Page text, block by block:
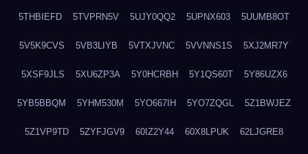
5THBIEFD 5TVPRN5V 5UJY0QQ2 5UPNX603 5UUMB8OT
5V5K9CVS 5VB3LIYB 5VTXJVNC 5VVNNS1S 5XJ2MR7Y
5XSF9JLS 5XU6ZP3A 5Y0HCRBH 5Y1QS60T 5Y86UZX6
5YB5BBQM 5YHM530M 5YO667IH 5YO7ZQGL 5Z1BWJEZ
5Z1VP9TD 5ZYFJGV9 60IZ2Y44 60X8LPUK 62LJGRE8